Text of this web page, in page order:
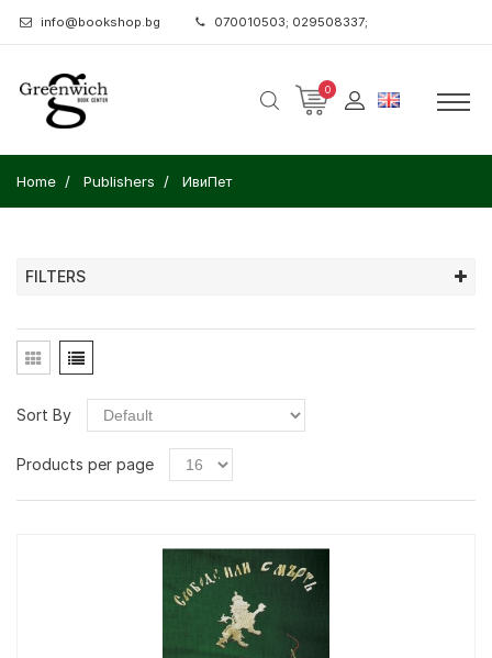
info@bookshop.bg 070010503; 029508337;
0
Home Publishers ИвиПет
FILTERS
Sort By
Products per page